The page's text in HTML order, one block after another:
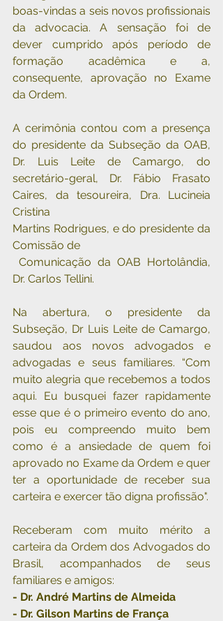
boas-vindas a seis novos profissionais
da advocacia. A sensação foi de
dever cumprido após período de
formação acadêmica e a,
consequente, aprovação no Exame
da Ordem.
A cerimônia contou com a presença
do presidente da Subseção da OAB,
Dr. Luis Leite de Camargo, do
secretário-geral, Dr. Fábio Frasato
Caires, da tesoureira, Dra. Lucineia
Cristina
Martins Rodrigues, e do presidente da
Comissão de
Dr. Carlos Tellini.
Na abertura, o presidente da
Subseção, Dr Luis Leite de Camargo,
saudou aos novos advogados e
advogadas e seus familiares. “Com
muito alegria que recebemos a todos
aqui. Eu busquei fazer rapidamente
esse que é o primeiro evento do ano,
pois eu compreendo muito bem
como é a ansiedade de quem foi
aprovado no Exame da Ordem e quer
ter a oportunidade de receber sua
carteira e exercer tão digna profissão".
Receberam com muito mérito a
carteira da Ordem dos Advogados do
Brasil, acompanhados de seus
familiares e amigos:
- Dr. André Martins de Almeida
- Dr. Gilson Martins de França